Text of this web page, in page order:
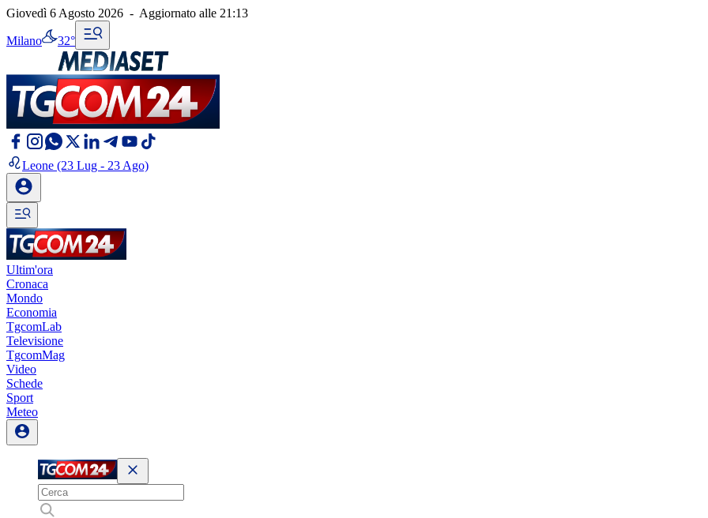
Giovedì 6 Agosto 2026 - Aggiornato alle 21:13
Milano 32°
Leone (23 Lug - 23 Ago)
Ultim'ora
Cronaca
Mondo
Economia
TgcomLab
Televisione
TgcomMag
Video
Schede
Sport
Meteo